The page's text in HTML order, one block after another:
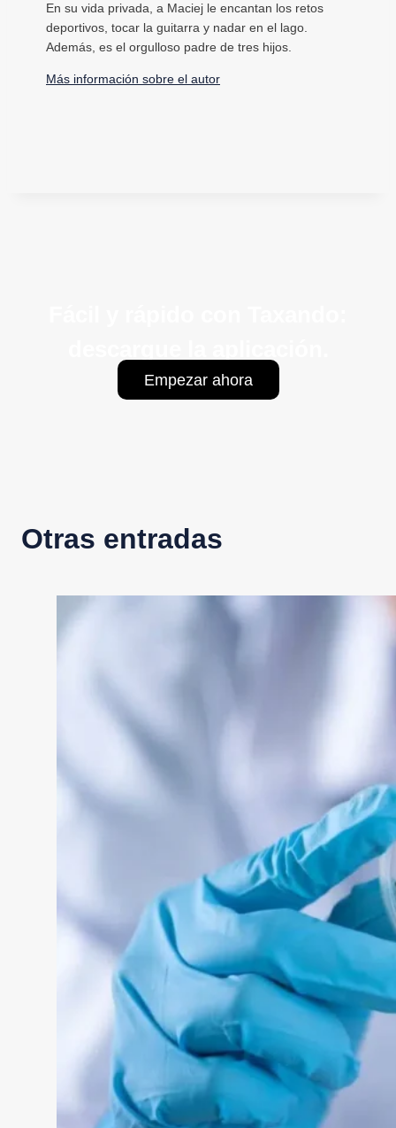
En su vida privada, a Maciej le encantan los retos
deportivos, tocar la guitarra y nadar en el lago.
Además, es el orgulloso padre de tres hijos.
Más información sobre el autor
Empezar ahora
Otras entradas